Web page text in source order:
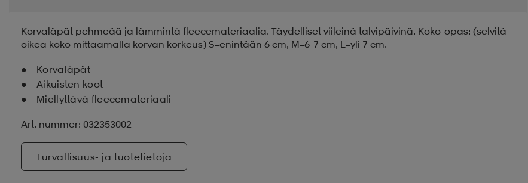
Korvaläpät pehmeää ja lämmintä fleecemateriaalia. Täydelliset viileinä talvipäivinä. Koko-opas: (selvitä
oikea koko mittaamalla korvan korkeus) S=enintään 6 cm, M=6–7 cm, L=yli 7 cm.
Korvaläpät
Aikuisten koot
Miellyttävä fleecemateriaali
Art. nummer: 032353002
Turvallisuus- ja tuotetietoja